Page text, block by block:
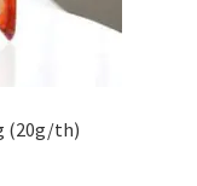
(20g/th)